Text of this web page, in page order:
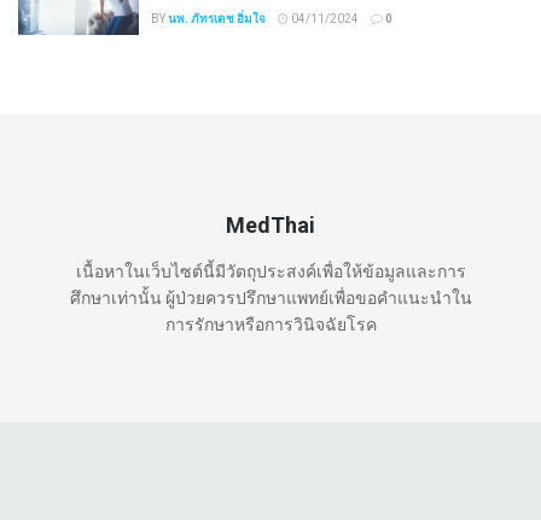
BYนพ. ภัทรเดช อิ่มใจ 04/11/2024 0
MedThai
เนื้อหาในเว็บไซต์นี้มีวัตถุประสงค์เพื่อให้ข้อมูลและการ
ศึกษาเท่านั้น ผู้ป่วยควรปรึกษาแพทย์เพื่อขอคำแนะนำใน
การรักษาหรือการวินิจฉัยโรค